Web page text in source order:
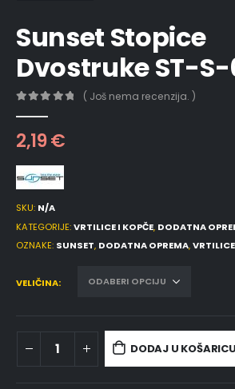
Sunset Stopice
Dvostruke ST-
( Još nema recenzija. )
2,19€
SKU: N/A
KATEGORIJE:VRTILICE I KOPČE, DODATNA
OZNAKE: SUNSET, DODATNA OPREMA,
VELIČINA
DODAJ U KOŠARICU